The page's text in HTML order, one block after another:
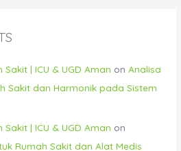
Sakit | ICU & UGD Aman onAnalisa
Sakit dan Harmonik pada Sistem
Sakit | ICU & UGD Aman on
Rumah Sakit dan Alat Medis